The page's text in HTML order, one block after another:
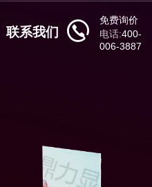
联系我们
免费询价
电话:400-
006-3887